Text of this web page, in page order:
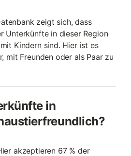
zeigt sich, dass
Unterkünfte in dieser Region
Kindern sind. Hier ist es
mit Freunden oder als Paar zu
in
akzeptieren 67 % der